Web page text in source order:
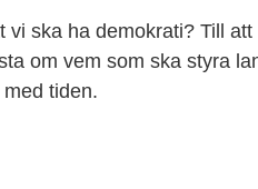
vi ska ha demokrati? Till att
om vem som ska styra
tiden.